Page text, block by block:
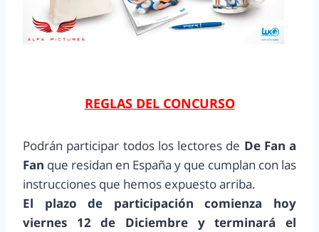
REGLAS DEL CONCURSO
Podrán participar todos los lectores de De Fan a
Fan que residan en España y que cumplan con las
instrucciones que hemos expuesto arriba.
El plazo de participación comienza hoy
viernes 12 de Diciembre y terminará el